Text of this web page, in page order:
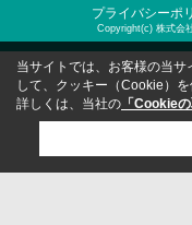
プライバシーポ
Copyright(c) 株式会
当サイトでは、お客様の当
して、クッキー（Cookie）を
詳しくは、当社の 「Cookie